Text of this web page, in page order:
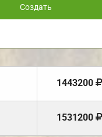
Создать
1443200
1531200